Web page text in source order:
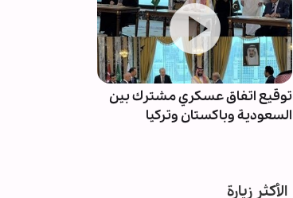
توقيع اتفاق عسكري مشترك بين
السعودية وباكستان وتركيا
الأكثر زيارة